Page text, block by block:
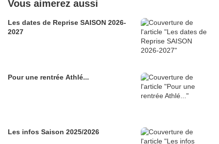
Vous aimerez aussi
Les dates de Reprise SAISON 2026-
2027
Pour une rentrée Athlé...
Les infos Saison 2025/2026